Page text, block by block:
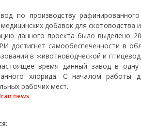
по производству
добавок для скотоводства
данного проекта было выделено
достигнет самообеспеченности в
в животноводческой и
время данный завод в
хлорида. С началом работы
рабочих мест.
Iran news